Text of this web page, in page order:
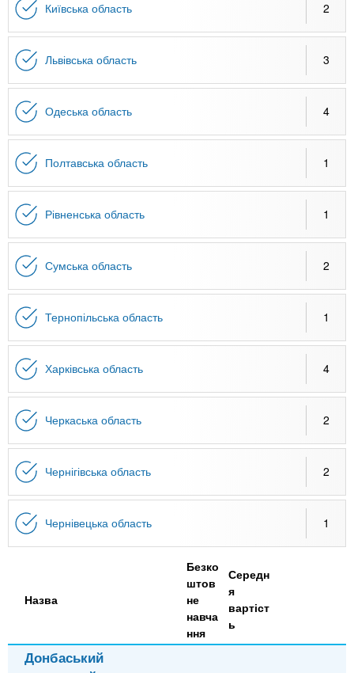
Київська область 2
Львівська область 3
Одеська область 4
Полтавська область 1
Рівненська область 1
Сумська область 2
Тернопільська область 1
Харківська область 4
Черкаська область 2
Чернігівська область 2
Чернівецька область 1
Назва
Безко
штов
не
навча
ння
Середн
я
вартіст
ь
Донбаський